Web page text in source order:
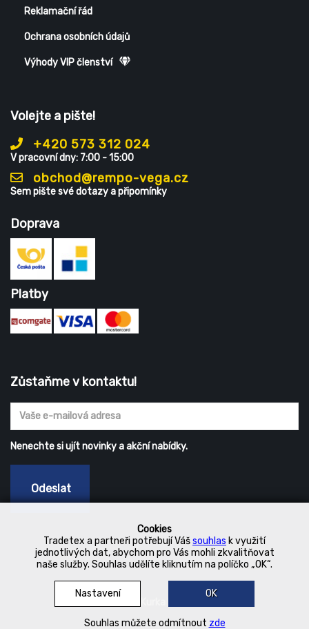
Cookies
Tradetex a partneři potřebují Vášsouhlas k využití
jednotlivých dat, abychom pro Vás mohli zkvalitňovat
naše služby. Souhlas udělíte kliknutím na políčko „OK“.
Nastavení OK
Souhlas můžete odmítnout zde
Reklamační řád
Ochrana osobních údajů
Výhody VIP členství
Volejte a pište!
+420 573 312 024
V pracovní dny: 7:00 - 15:00
obchod@rempo-vega.cz
Sem pište své dotazy a připomínky
Doprava
Platby
Zůstaňme v kontaktu!
Nenechte si ujít novinky a akční nabídky.
Odeslat